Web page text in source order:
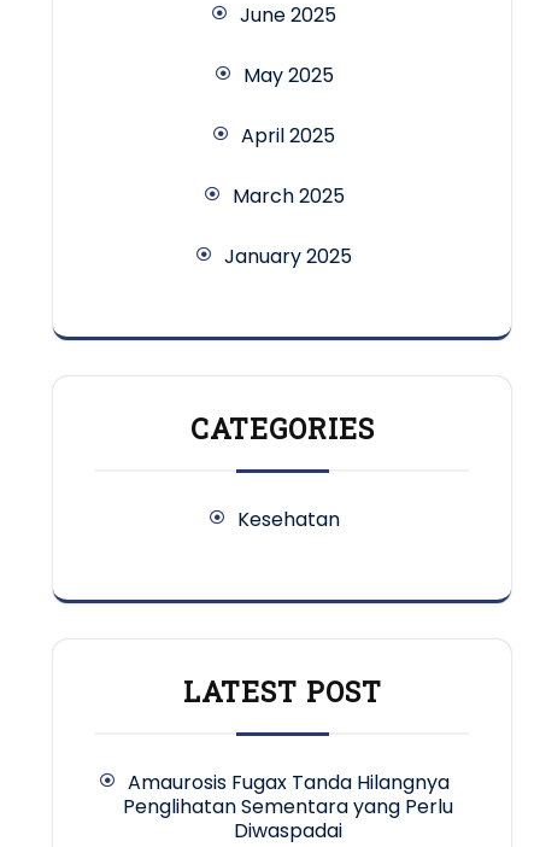
June 2025
May 2025
April 2025
March 2025
January 2025
CATEGORIES
Kesehatan
LATEST POST
Amaurosis Fugax Tanda Hilangnya
Penglihatan Sementara yang Perlu
Diwaspadai